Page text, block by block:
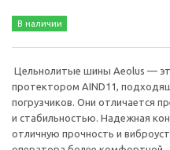
В наличии
Цельнолитые шины Aeolus —
протектором AIND11,
погрузчиков. Они отличается
и стабильностью. Надежная
отличную прочность и